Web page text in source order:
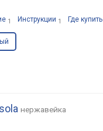
1 Инструкции 1 Где купить
нержавейка